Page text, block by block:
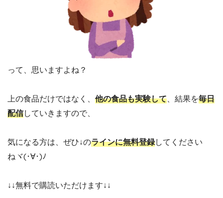
って、思いますよね？
上の食品だけではなく、 他の食品も実験して 、結果を毎日
配信していきますので、
気になる方は、ぜひ↓のラインに無料登録してください
ねヾ(･∀･)ﾉ
↓↓無料で購読いただけます↓↓